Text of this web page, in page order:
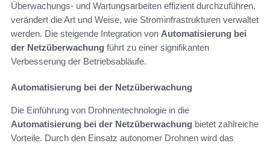
Überwachungs- und Wartungsarbeiten effizient durchzuführen,
verändert die Art und Weise, wie Strominfrastrukturen verwaltet
werden. Die steigende Integration von Automatisierung bei
der Netzüberwachung führt zu einer signifikanten
Verbesserung der Betriebsabläufe.
Automatisierung bei der Netzüberwachung
Die Einführung von Drohnentechnologie in die
Automatisierung bei der Netzüberwachung bietet zahlreiche
Vorteile. Durch den Einsatz autonomer Drohnen wird das